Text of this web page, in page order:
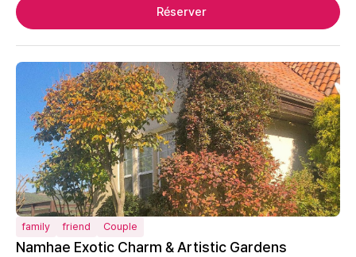
Réserver
family friend Couple
Namhae Exotic Charm & Artistic Gardens